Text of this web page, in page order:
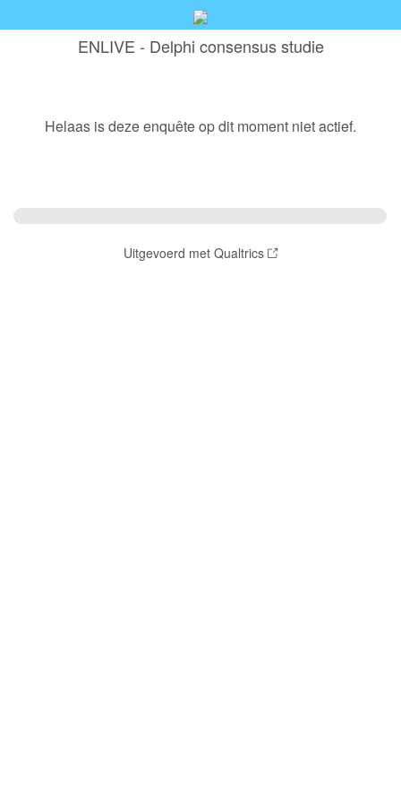
ENLIVE - Delphi consensus studie
Helaas is deze enquête op dit moment niet actief.
Uitgevoerd met Qualtrics